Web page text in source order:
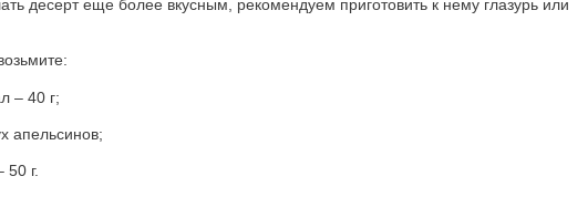
десерт еще более вкусным, рекомендуем приготовить к нему глазурь или
– 40 г;
апельсинов;
50 г.